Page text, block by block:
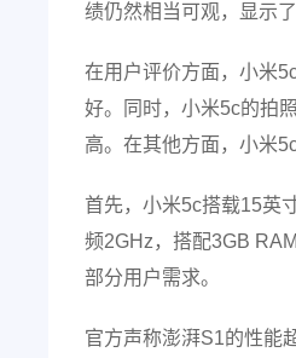
绩仍然相当可观，显示
在用户评价方面，小米
好。同时，小米5c的拍
高。在其他方面，小米
首先，小米5c搭载15英
频2GHz，搭配3GB
部分用户需求。
官方声称澎湃S1的性能